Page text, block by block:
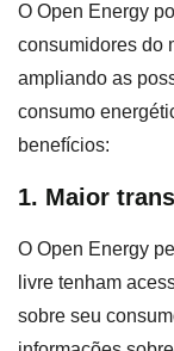
O Open Energy
consumidores do
ampliando as
consumo
benefícios:
1. Maior
O Open Energy
livre tenham
sobre seu